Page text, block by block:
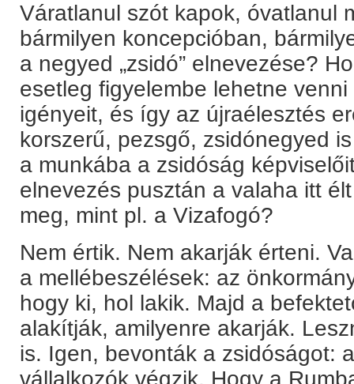
Váratlanul szót kapok, óvatlanul
bármilyen koncepcióban,
a negyed „zsidó” elnevezése?
esetleg figyelembe lehetne
igényeit, és így az újraélesztés
korszerű, pezsgő, zsidónegyed
a munkába a zsidóság
elnevezés pusztán a valaha itt
meg, mint pl. a Vizafogó?
Nem értik. Nem akarják érteni.
a mellébeszélések: az
hogy ki, hol lakik. Majd a
alakítják, amilyenre akarják.
is. Igen, bevonták a zsidóságot:
vállalkozók végzik. Hogy a